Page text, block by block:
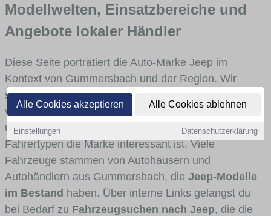
Alle Cookies akzeptieren Alle Cookies ablehnen
Einstellungen Datenschutzerklärung
Modellwelten, Einsatzbereiche und
Angebote lokaler Händler
Diese Seite porträtiert die Auto-Marke Jeep im
Kontext von Gummersbach und der Region. Wir
skizzieren, in welchen Fahrzeugklassen Jeep stark
vertreten ist, welche Modellreihen häufig im Stadt-
und Umlandverkehr zu sehen sind und für welche
Fahrertypen die Marke interessant ist. Viele
Fahrzeuge stammen von Autohäusern und
Autohändlern aus Gummersbach, die Jeep-Modelle
im Bestand haben. Über interne Links gelangst du
bei Bedarf zu Fahrzeugsuchen nach Jeep, die die